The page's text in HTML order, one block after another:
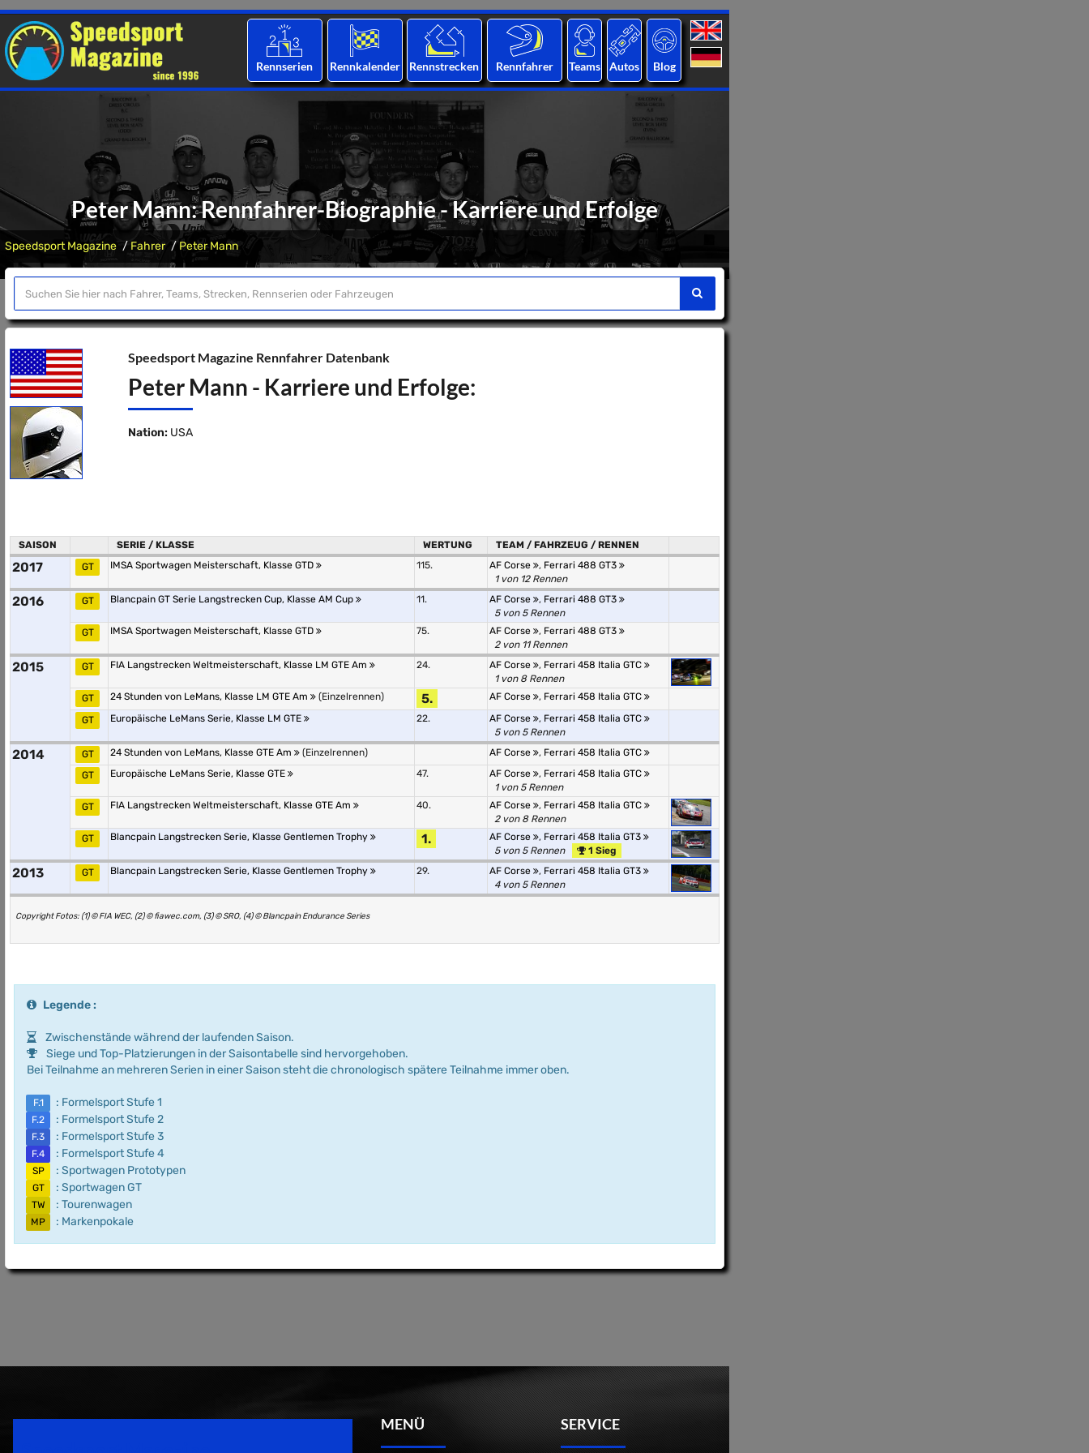
Rennserien Rennkalender Rennstrecken Rennfahrer Teams Autos Blog
Peter Mann: Rennfahrer-Biographie - Karriere und Erfolge
Speedsport Magazine Fahrer Peter Mann
Speedsport Magazine Rennfahrer Datenbank
Peter Mann - Karriere und Erfolge:
Nation: USA
SAISON SERIE / KLASSE WERTUNG TEAM / FAHRZEUG / RENNEN
2017 GT IMSA Sportwagen Meisterschaft, Klasse GTD 115. AF Corse , Ferrari 488 GT3
1 von 12 Rennen
2016 GT Blancpain GT Serie Langstrecken Cup, Klasse AM Cup 11. AF Corse , Ferrari 488 GT3
5 von 5 Rennen
GT
IMSA Sportwagen Meisterschaft, Klasse GTD 75. AF Corse , Ferrari 488 GT3
2 von 11 Rennen
2015 GT FIA Langstrecken Weltmeisterschaft, Klasse LM GTE Am 24. AF Corse , Ferrari 458 Italia GTC
1 von 8 Rennen
GT
24 Stunden von LeMans, Klasse LM GTE Am (Einzelrennen) 5. AF Corse , Ferrari 458 Italia GTC
GT Europäische LeMans Serie, Klasse LM GTE 22. AF Corse , Ferrari 458 Italia GTC
5 von 5 Rennen
2014 GT 24 Stunden von LeMans, Klasse GTE Am (Einzelrennen) AF Corse , Ferrari 458 Italia GTC
GT
Europäische LeMans Serie, Klasse GTE 47. AF Corse , Ferrari 458 Italia GTC
1 von 5 Rennen
GT
FIA Langstrecken Weltmeisterschaft, Klasse GTE Am 40. AF Corse , Ferrari 458 Italia GTC
2 von 8 Rennen
GT
Blancpain Langstrecken Serie, Klasse Gentlemen Trophy 1. AF Corse , Ferrari 458 Italia GT3
5 von 5 Rennen
1 Sieg
2013 GT Blancpain Langstrecken Serie, Klasse Gentlemen Trophy 29. AF Corse , Ferrari 458 Italia GT3
4 von 5 Rennen
Copyright Fotos: (1) © FIA WEC, (2) © fiawec.com, (3) © SRO, (4) © Blancpain Endurance Series
Legende :
Zwischenstände während der laufenden Saison.
Siege und Top-Platzierungen in der Saisontabelle sind hervorgehoben.
Bei Teilnahme an mehreren Serien in einer Saison steht die chronologisch spätere Teilnahme immer oben.
F.1 : Formelsport Stufe 1
F.2 : Formelsport Stufe 2
F.3 : Formelsport Stufe 3
F.4 : Formelsport Stufe 4
SP : Sportwagen Prototypen
GT : Sportwagen GT
TW : Tourenwagen
MP : Markenpokale
MENÜ SERVICE